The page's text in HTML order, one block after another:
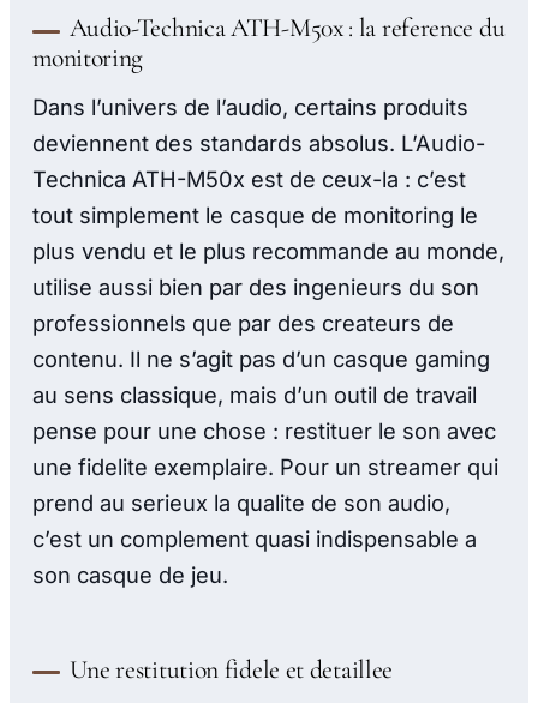
Audio-Technica ATH-M50x : la reference du
monitoring
Dans l’univers de l’audio, certains produits
deviennent des standards absolus. L’Audio-
Technica ATH-M50x est de ceux-la : c’est
tout simplement le casque de monitoring le
plus vendu et le plus recommande au monde,
utilise aussi bien par des ingenieurs du son
professionnels que par des createurs de
contenu. Il ne s’agit pas d’un casque gaming
au sens classique, mais d’un outil de travail
pense pour une chose : restituer le son avec
une fidelite exemplaire. Pour un streamer qui
prend au serieux la qualite de son audio,
c’est un complement quasi indispensable a
son casque de jeu.
Une restitution fidele et detaillee